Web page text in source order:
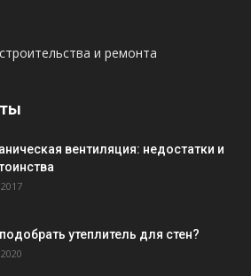
и ремонта
вентиляция: недостатки и
утеплитель для стен?